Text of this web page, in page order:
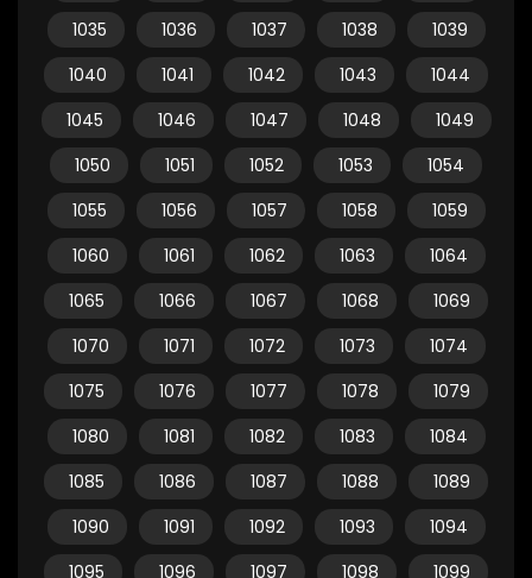
1035
1036 1037 1038
1039
1040
1041 1042 1043
1044
1045
1046 1047 1048
1049
1050
1051 1052 1053
1054
1055
1056 1057 1058
1059
1060
1061 1062 1063
1064
1065
1066 1067 1068
1069
1070
1071 1072 1073
1074
1075
1076 1077 1078
1079
1080
1081 1082 1083
1084
1085
1086 1087 1088
1089
1090
1091 1092 1093
1094
1095
1096 1097 1098
1099